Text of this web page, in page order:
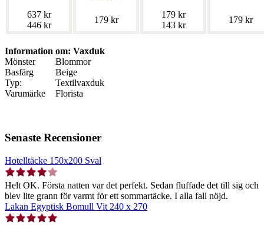
637 kr
446 kr
179 kr
179 kr
143 kr
179 kr
Information om: Vaxduk
Mönster
Blommor
Basfärg
Beige
Typ:
Textilvaxduk
Varumärke
Florista
Senaste Recensioner
Hotelltäcke 150x200 Sval
Helt OK. Första natten var det perfekt. Sedan fluffade det till sig och
blev lite grann för varmt för ett sommartäcke. I alla fall nöjd.
Lakan Egyptisk Bomull Vit 240 x 270